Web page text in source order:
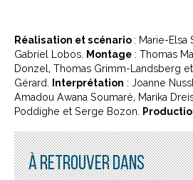
Réalisation et scénario : Marie-Elsa
Gabriel Lobos. Montage : Thomas
Donzel, Thomas Grimm-Landsberg
Gérard. Interprétation : Joanne
Amadou Awana Soumaré, Marika
Poddighe et Serge Bozon.
À RETROUVER DANS